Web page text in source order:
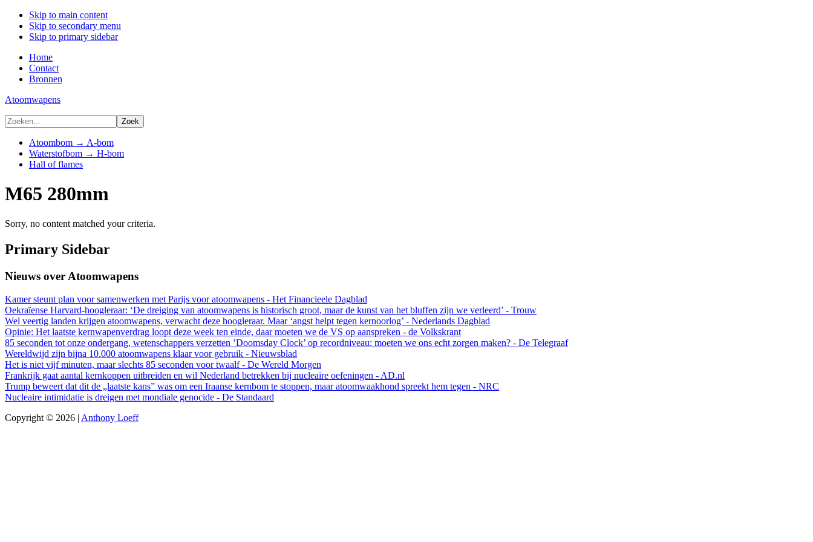
Skip to main content
Skip to secondary menu
Skip to primary sidebar
Home
Contact
Bronnen
Atoomwapens
Atoombom → A-bom
Waterstofbom → H-bom
Hall of flames
M65 280mm
Sorry, no content matched your criteria.
Primary Sidebar
Nieuws over Atoomwapens
Kamer steunt plan voor samenwerken met Parijs voor atoomwapens - Het Financieele Dagblad
Oekraïense Harvard-hoogleraar: ‘De dreiging van atoomwapens is historisch groot, maar de kunst van het bluffen zijn we verleerd’ - Trouw
Wel veertig landen krijgen atoomwapens, verwacht deze hoogleraar. Maar ‘angst helpt tegen kernoorlog’ - Nederlands Dagblad
Opinie: Het laatste kernwapenverdrag loopt deze week ten einde, daar moeten we de VS op aanspreken - de Volkskrant
85 seconden tot onze ondergang, wetenschappers verzetten ’Doomsday Clock’ op recordniveau: moeten we ons echt zorgen maken? - De Telegraaf
Wereldwijd zijn bijna 10.000 atoomwapens klaar voor gebruik - Nieuwsblad
Het is niet vijf minuten, maar slechts 85 seconden voor twaalf - De Wereld Morgen
Frankrijk gaat aantal kernkoppen uitbreiden en wil Nederland betrekken bij nucleaire oefeningen - AD.nl
Trump beweert dat dit de „laatste kans” was om een Iraanse kernbom te stoppen, maar atoomwaakhond spreekt hem tegen - NRC
Nucleaire intimidatie is dreigen met mondiale genocide - De Standaard
Copyright © 2026 | Anthony Loeff